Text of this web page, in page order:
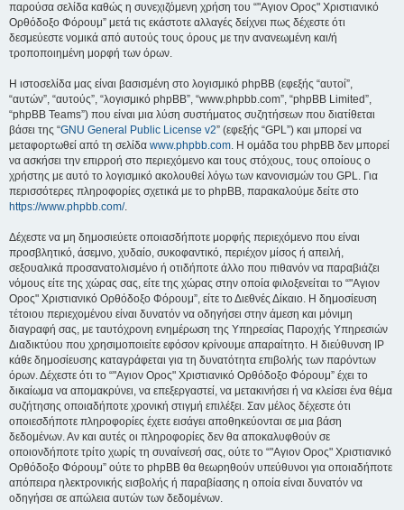
παρούσα σελίδα καθώς η συνεχιζόμενη χρήση του “"Αγιον Ορος" Χριστιανικό
Ορθόδοξο Φόρουμ” μετά τις εκάστοτε αλλαγές δείχνει πως δέχεστε ότι
δεσμεύεστε νομικά από αυτούς τους όρους με την ανανεωμένη και/ή
τροποποιημένη μορφή των όρων.
Η ιστοσελίδα μας είναι βασισμένη στο λογισμικό phpBB (εφεξής “αυτοί”,
“αυτών”, “αυτούς”, “λογισμικό phpBB”, “www.phpbb.com”, “phpBB Limited”,
“phpBB Teams”) που είναι μια λύση συστήματος συζητήσεων που διατίθεται
βάσει της “GNU General Public License v2” (εφεξής “GPL”) και μπορεί να
μεταφορτωθεί από τη σελίδα www.phpbb.com. Η ομάδα του phpBB δεν μπορεί
να ασκήσει την επιρροή στο περιεχόμενο και τους στόχους, τους οποίους ο
χρήστης με αυτό το λογισμικό ακολουθεί λόγω των κανονισμών του GPL. Για
περισσότερες πληροφορίες σχετικά με το phpBB, παρακαλούμε δείτε στο
https://www.phpbb.com/.
Δέχεστε να μη δημοσιεύετε οποιασδήποτε μορφής περιεχόμενο που είναι
προσβλητικό, άσεμνο, χυδαίο, συκοφαντικό, περιέχον μίσος ή απειλή,
σεξουαλικά προσανατολισμένο ή οτιδήποτε άλλο που πιθανόν να παραβιάζει
νόμους είτε της χώρας σας, είτε της χώρας στην οποία φιλοξενείται το “"Αγιον
Ορος" Χριστιανικό Ορθόδοξο Φόρουμ”, είτε το Διεθνές Δίκαιο. Η δημοσίευση
τέτοιου περιεχομένου είναι δυνατόν να οδηγήσει στην άμεση και μόνιμη
διαγραφή σας, με ταυτόχρονη ενημέρωση της Υπηρεσίας Παροχής Υπηρεσιών
Διαδικτύου που χρησιμοποιείτε εφόσον κρίνουμε απαραίτητο. Η διεύθυνση IP
κάθε δημοσίευσης καταγράφεται για τη δυνατότητα επιβολής των παρόντων
όρων. Δέχεστε ότι το “"Αγιον Ορος" Χριστιανικό Ορθόδοξο Φόρουμ” έχει το
δικαίωμα να απομακρύνει, να επεξεργαστεί, να μετακινήσει ή να κλείσει ένα θέμα
συζήτησης οποιαδήποτε χρονική στιγμή επιλέξει. Σαν μέλος δέχεστε ότι
οποιεσδήποτε πληροφορίες έχετε εισάγει αποθηκεύονται σε μια βάση
δεδομένων. Αν και αυτές οι πληροφορίες δεν θα αποκαλυφθούν σε
οποιονδήποτε τρίτο χωρίς τη συναίνεσή σας, ούτε το “"Αγιον Ορος" Χριστιανικό
Ορθόδοξο Φόρουμ” ούτε το phpBB θα θεωρηθούν υπεύθυνοι για οποιαδήποτε
απόπειρα ηλεκτρονικής εισβολής ή παραβίασης η οποία είναι δυνατόν να
οδηγήσει σε απώλεια αυτών των δεδομένων.